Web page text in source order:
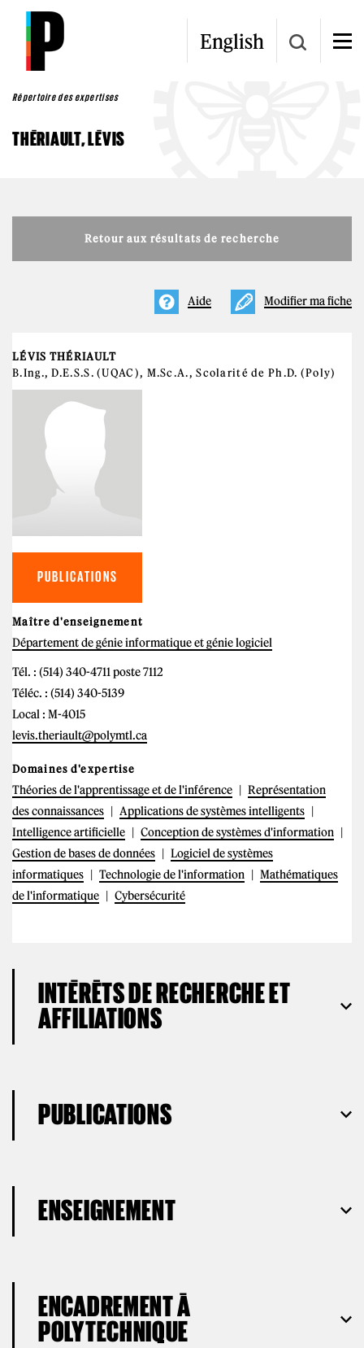
Aller au contenu principal
English
Répertoire des expertises
THÉRIAULT, LÉVIS
Retour aux résultats de recherche
Modifier ma fiche
Aide
LÉVIS THÉRIAULT
B.Ing., D.E.S.S. (UQAC), M.Sc.A., Scolarité de Ph.D. (Poly)
PUBLICATIONS
Maître d'enseignement
Département de génie informatique et génie logiciel
Tél. : (514) 340-4711 poste 7112
Téléc. : (514) 340-5139
Local : M-4015
levis.theriault@polymtl.ca
Domaines d'expertise
Théories de l'apprentissage et de l'inférence
Représentation
des connaissances
Applications de systèmes intelligents
Intelligence artificielle
Conception de systèmes d'information
Gestion de bases de données
Logiciel de systèmes
informatiques
Technologie de l'information
Mathématiques
de l'informatique
Cybersécurité
INTÉRÊTS DE RECHERCHE ET
AFFILIATIONS
PUBLICATIONS
ENSEIGNEMENT
ENCADREMENT À
POLYTECHNIQUE